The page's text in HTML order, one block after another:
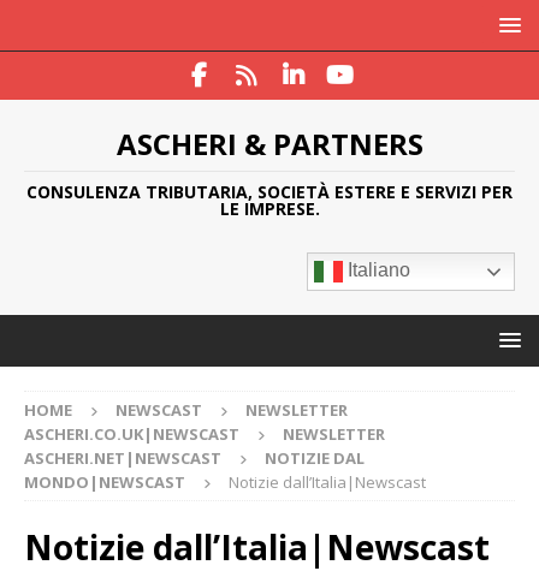
ASCHERI & PARTNERS
CONSULENZA TRIBUTARIA, SOCIETÀ ESTERE E SERVIZI PER
LE IMPRESE.
Italiano
HOME NEWSCAST
NEWSLETTER
ASCHERI.CO.UK|NEWSCAST
NEWSLETTER
ASCHERI.NET|NEWSCAST
NOTIZIE DAL
MONDO|NEWSCAST
Notizie dall’Italia|Newscast
Notizie dall’Italia|Newscast